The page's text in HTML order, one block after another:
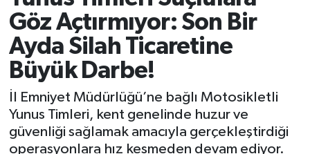
Göz Açtırmıyor: Son Bir
Ayda Silah Ticaretine
Büyük Darbe!
İl Emniyet Müdürlüğü’ne bağlı Motosikletli
Yunus Timleri, kent genelinde huzur ve
güvenliği sağlamak amacıyla gerçekleştirdiği
operasyonlara hız kesmeden devam ediyor.
RESMİ İLAN
BİLİM VE TEKNOLOJİ
RESMİ İLAN
Yaşam
Tarih
Çevre